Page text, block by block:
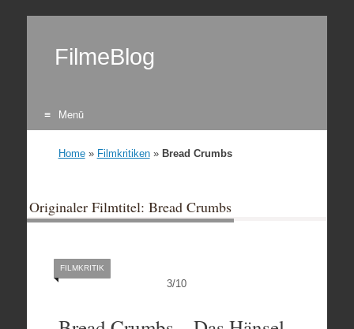
FilmeBlog
Menü
Home» Filmkritiken» Bread Crumbs
Originaler Filmtitel: Bread Crumbs
3/10
FILMKRITIK